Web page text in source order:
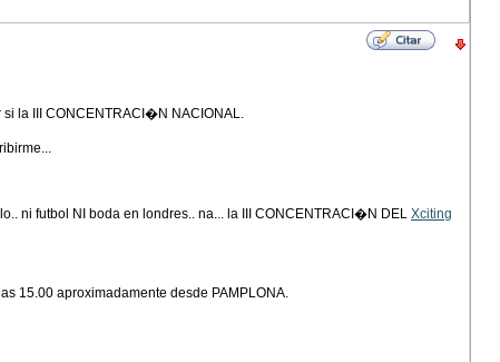
la III CONCENTRACI�N NACIONAL.
ni futbol NI boda en londres.. na... la III CONCENTRACI�N DEL Xciting
15.00 aproximadamente desde PAMPLONA.